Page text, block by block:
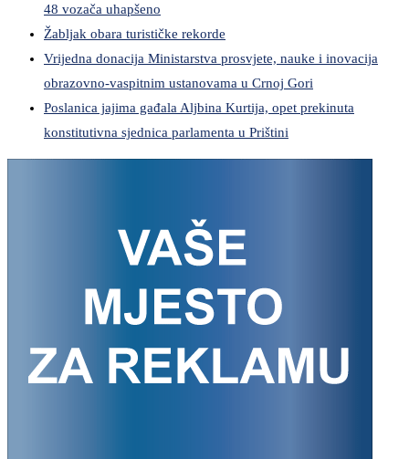
48 vozača uhapšeno
Žabljak obara turističke rekorde
Vrijedna donacija Ministarstva prosvjete, nauke i inovacija
obrazovno-vaspitnim ustanovama u Crnoj Gori
Poslanica jajima gađala Aljbina Kurtija, opet prekinuta
konstitutivna sjednica parlamenta u Prištini